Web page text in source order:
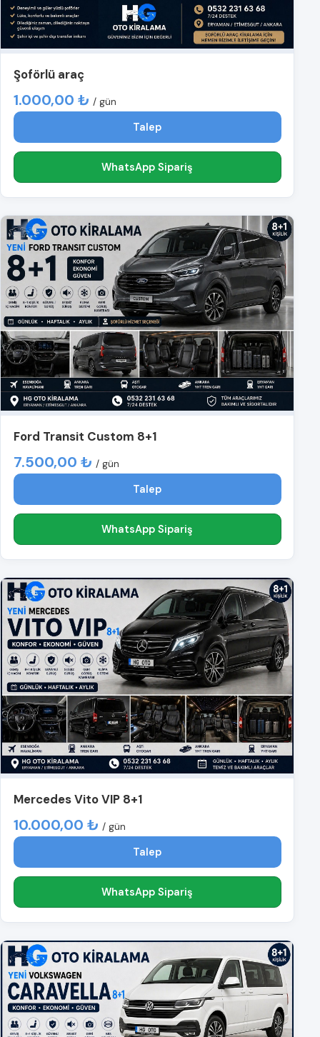
Şoförlü araç
1.000,00 ₺ / gün
Talep
WhatsApp Sipariş
Ford Transit Custom 8+1
7.500,00 ₺ / gün
Talep
WhatsApp Sipariş
Mercedes Vito VIP 8+1
10.000,00 ₺ / gün
Talep
WhatsApp Sipariş